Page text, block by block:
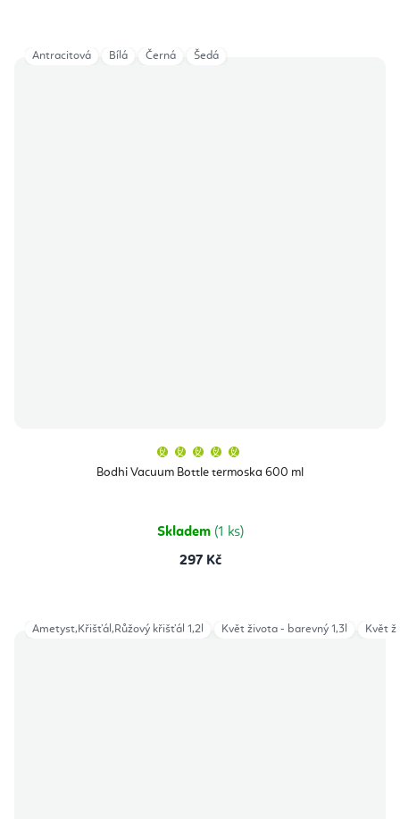
Bodhi Vacuum Bottle termoska 600 ml
produktu
je
Skladem (1 ks)
297 Kč
Antracitová Bílá Černá Šedá
Ametyst,Křišťál,Růžový křišťál 1,2l Květ života - barevný 1,3l Květ